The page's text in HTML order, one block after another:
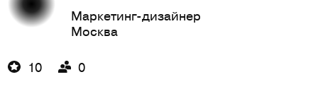
Маркетинг-дизайнер
Москва
10 0